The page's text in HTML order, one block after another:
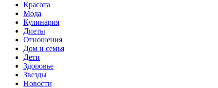
Красота
Мода
Кулинария
Диеты
Отношения
Дом и семья
Дети
Здоровье
Звезды
Новости